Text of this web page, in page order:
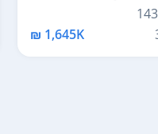
1,645K ₪